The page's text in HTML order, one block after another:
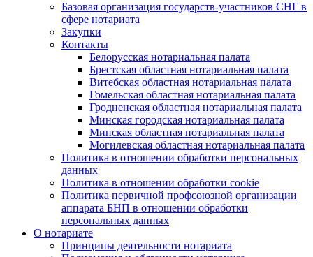
Базовая организация государств-участников СНГ в
сфере нотариата
Закупки
Контакты
Белорусская нотариальная палата
Брестская областная нотариальная палата
Витебская областная нотариальная палата
Гомельская областная нотариальная палата
Гродненская областная нотариальная палата
Минская городская нотариальная палата
Минская областная нотариальная палата
Могилевская областная нотариальная палата
Политика в отношении обработки персональных
данных
Политика в отношении обработки cookie
Политика первичной профсоюзной организации
аппарата БНП в отношении обработки
персональных данных
О нотариате
Принципы деятельности нотариата